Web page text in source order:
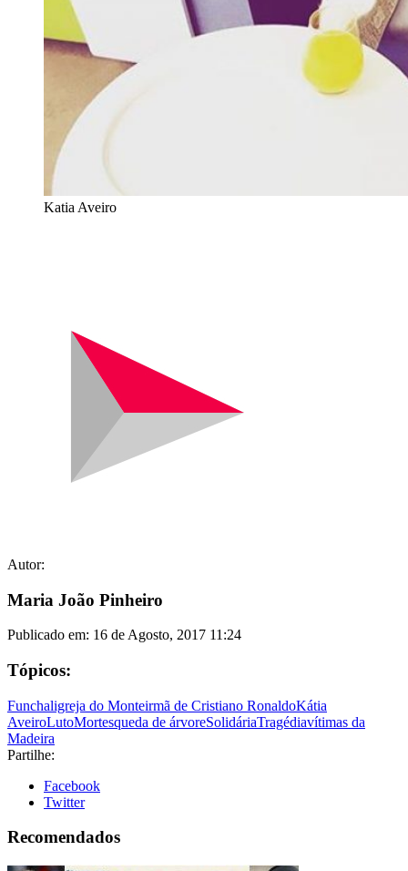
Katia Aveiro
Autor:
Maria João Pinheiro
Publicado em: 16 de Agosto, 2017 11:24
Tópicos:
Funchaligreja do Monteirmã de Cristiano RonaldoKátia
AveiroLutoMortesqueda de árvoreSolidáriaTragédiavítimas da
Madeira
Partilhe:
Facebook
Twitter
Recomendados